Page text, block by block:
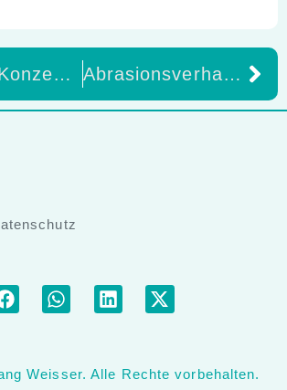
Digitale Konzepte – von der Lehre in die Praxis Abrasionsverhalten von minimal verblendeten Zirkonoxidkronen
Weisser. Alle Rechte vorbehalten.